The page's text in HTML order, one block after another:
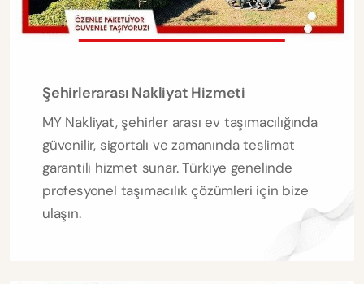
Şehirlerarası Nakliyat Hizmeti
MY Nakliyat, şehirler arası ev taşımacılığında
güvenilir, sigortalı ve zamanında teslimat
garantili hizmet sunar. Türkiye genelinde
profesyonel taşımacılık çözümleri için bize
ulaşın.